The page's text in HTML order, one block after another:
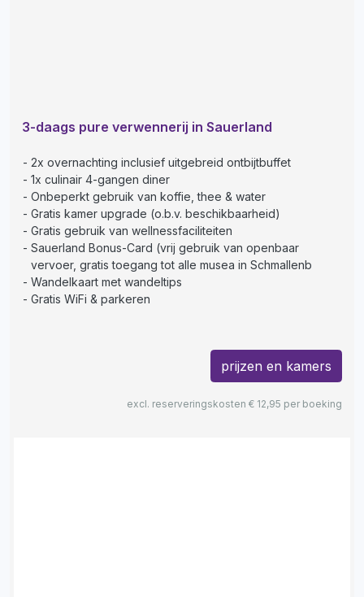
3-daags pure verwennerij in Sauerland
2x overnachting inclusief uitgebreid ontbijtbuffet
1x culinair 4-gangen diner
Onbeperkt gebruik van koffie, thee & water
Gratis kamer upgrade (o.b.v. beschikbaarheid)
Gratis gebruik van wellnessfaciliteiten
Sauerland Bonus-Card (vrij gebruik van openbaar
vervoer, gratis toegang tot alle musea in Schmallenb
Wandelkaart met wandeltips
Gratis WiFi & parkeren
prijzen en kamers
excl. reserveringskosten € 12,95 per boeking